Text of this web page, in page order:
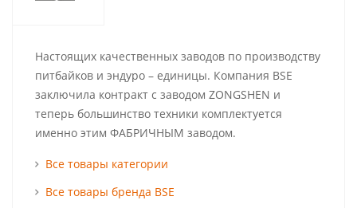
Настоящих качественных заводов по производству
питбайков и эндуро – единицы. Компания BSE
заключила контракт с заводом ZONGSHEN и
теперь большинство техники комплектуется
именно этим ФАБРИЧНЫМ заводом.
Все товары категории
Все товары бренда BSE